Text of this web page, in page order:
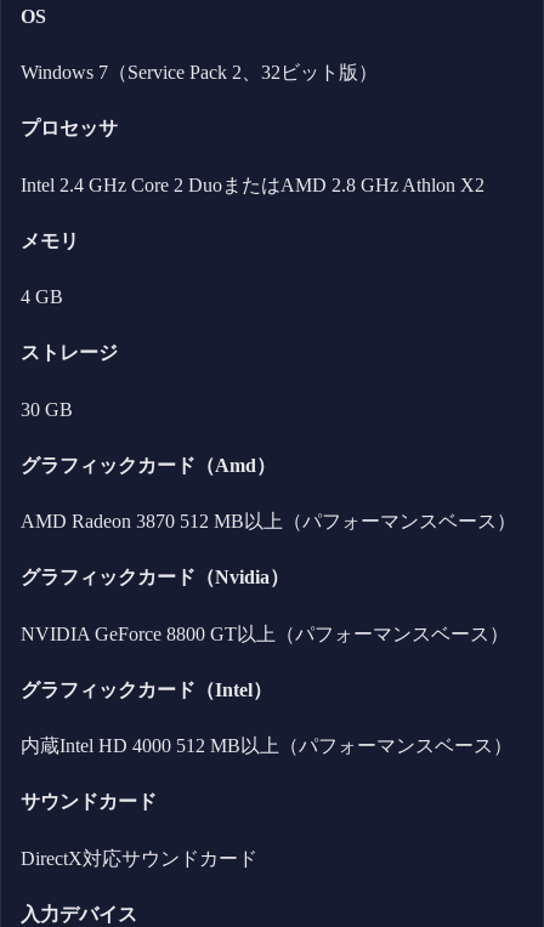
OS
Windows 7（Service Pack 2、32ビット版）
プロセッサ
Intel 2.4 GHz Core 2 DuoまたはAMD 2.8 GHz Athlon X2
メモリ
4 GB
ストレージ
30 GB
グラフィックカード（Amd）
AMD Radeon 3870 512 MB以上（パフォーマンスベース）
グラフィックカード（Nvidia）
NVIDIA GeForce 8800 GT以上（パフォーマンスベース）
グラフィックカード（Intel）
内蔵Intel HD 4000 512 MB以上（パフォーマンスベース）
サウンドカード
DirectX対応サウンドカード
入力デバイス